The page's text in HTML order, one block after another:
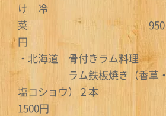
け 冷
菜 950
円
・北海道 骨付きラム料理
ラム鉄板焼き（香草・
塩コショウ）２本
1500円